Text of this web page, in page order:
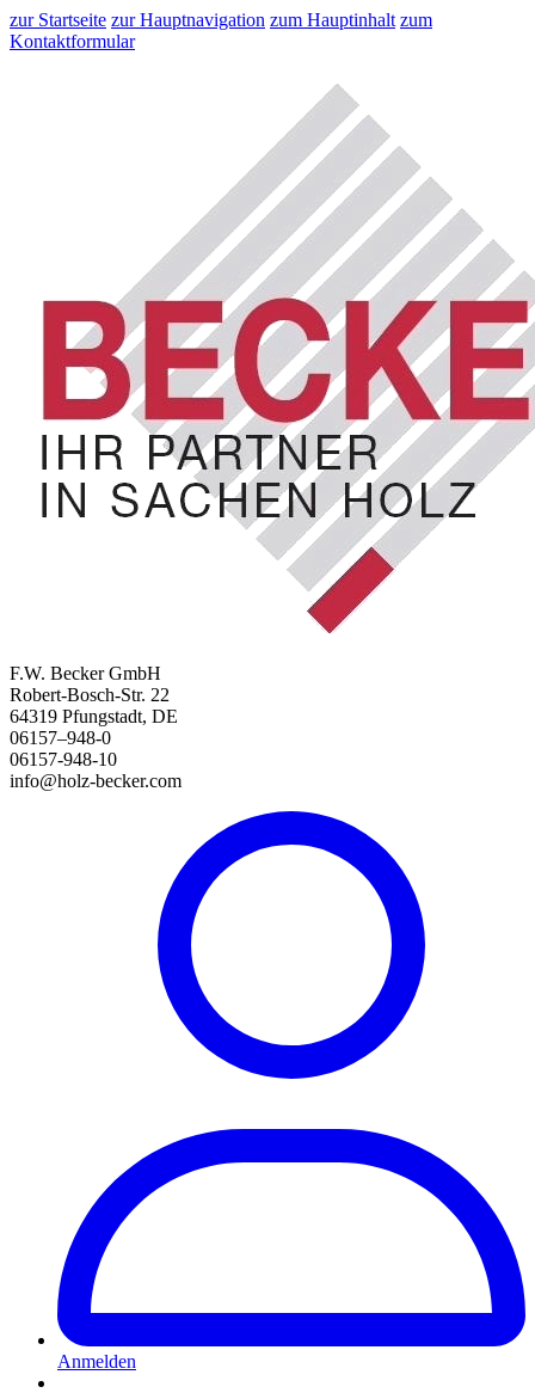
zur Startseite zur Hauptnavigation zum Hauptinhalt zum
Kontaktformular
F.W. Becker GmbH
Robert-Bosch-Str. 22
64319 Pfungstadt, DE
06157–948-0
06157-948-10
info@holz-becker.com
Anmelden